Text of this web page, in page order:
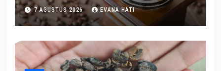
7 AGUSTUS 2026 EVANA HATI